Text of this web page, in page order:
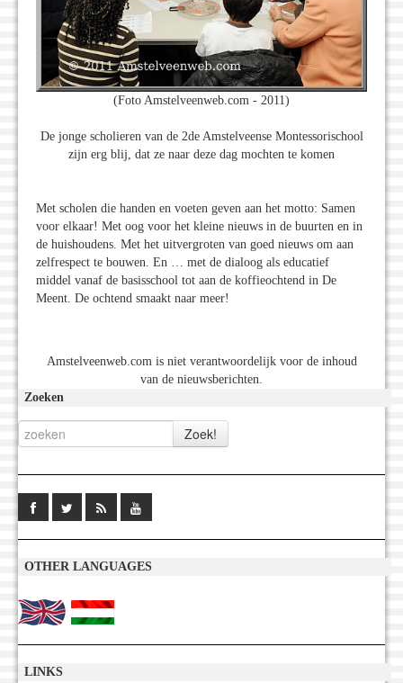
(Foto Amstelveenweb.com - 2011)
De jonge scholieren van de 2de Amstelveense Montessorischool
zijn erg blij, dat ze naar deze dag mochten te komen
Met scholen die handen en voeten geven aan het motto: Samen
voor elkaar! Met oog voor het kleine nieuws in de buurten en in
de huishoudens. Met het uitvergroten van goed nieuws om aan
zelfrespect te bouwen. En … met de dialoog als educatief
middel vanaf de basisschool tot aan de koffieochtend in De
Meent. De ochtend smaakt naar meer!
Amstelveenweb.com is niet verantwoordelijk voor de inhoud
van de nieuwsberichten.
Zoeken
OTHER LANGUAGES
LINKS